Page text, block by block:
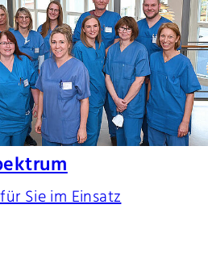
Sie im Einsatz